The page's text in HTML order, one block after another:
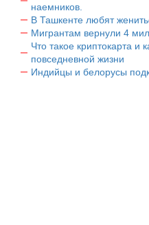
наемников.
В Ташкенте любят
Мигрантам вернули 4
Что такое криптокарта и
повседневной жизни
Индийцы и белорусы